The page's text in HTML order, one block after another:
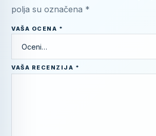
polja su označena *
VAŠA OCENA *
VAŠA RECENZIJA *